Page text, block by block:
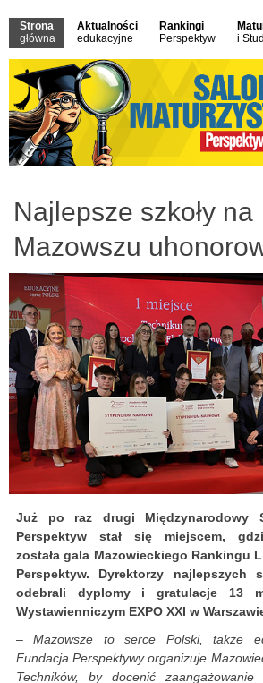
Strona
główna
Aktualności
edukacyjne
Rankingi
Perspektyw
i
Najlepsze szkoły na
Mazowszu
Już po raz drugi Międzynarodowy
Perspektyw stał się miejscem,
została gala Mazowieckiego Rankingu
Perspektyw. Dyrektorzy najlepszych
odebrali dyplomy i gratulacje 13
Wystawienniczym EXPO XXI w
–Mazowsze to serce Polski, także
Fundacja Perspektywy organizuje
Techników, by docenić